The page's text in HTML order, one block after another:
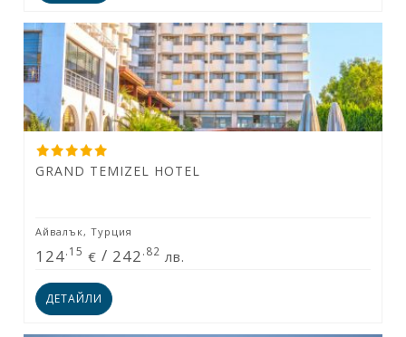
GRAND TEMIZEL HOTEL
Айвалък, Турция
124.15 € / 242 .82 лв.
ДЕТАЙЛИ